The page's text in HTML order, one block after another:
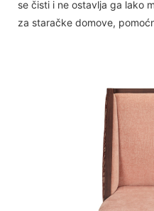
se čisti i ne ostavlja ga lako
za staračke domove,